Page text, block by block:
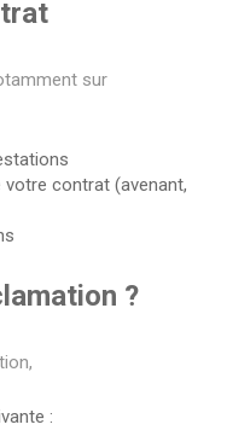
sur
contrat (avenant,
?
: